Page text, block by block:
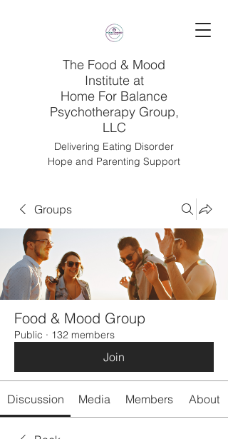
The Food & Mood
Institute at
Home For Balance
Psychotherapy Group,
LLC
Delivering Eating Disorder
Hope and Parenting Support
Groups
Food & Mood Group
Public · 132 members
Join
Discussion Media Members About